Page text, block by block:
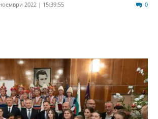
2022 | 15:39:55 0